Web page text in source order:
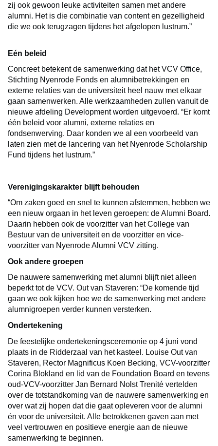
zij ook gewoon leuke activiteiten samen met andere
alumni. Het is die combinatie van content en gezelligheid
die we ook terugzagen tijdens het afgelopen lustrum.”
Eén beleid
Concreet betekent de samenwerking dat het VCV Office,
Stichting Nyenrode Fonds en alumnibetrekkingen en
externe relaties van de universiteit heel nauw met elkaar
gaan samenwerken. Alle werkzaamheden zullen vanuit de
nieuwe afdeling Development worden uitgevoerd. “Er komt
één beleid voor alumni, externe relaties en
fondsenwerving. Daar konden we al een voorbeeld van
laten zien met de lancering van het Nyenrode Scholarship
Fund tijdens het lustrum.”
Verenigingskarakter blijft behouden
“Om zaken goed en snel te kunnen afstemmen, hebben we
een nieuw orgaan in het leven geroepen: de Alumni Board.
Daarin hebben ook de voorzitter van het College van
Bestuur van de universiteit en de voorzitter en vice-
voorzitter van Nyenrode Alumni VCV zitting.
Ook andere groepen
De nauwere samenwerking met alumni blijft niet alleen
beperkt tot de VCV. Out van Staveren: “De komende tijd
gaan we ook kijken hoe we de samenwerking met andere
alumnigroepen verder kunnen versterken.
Ondertekening
De feestelijke ondertekeningsceremonie op 4 juni vond
plaats in de Ridderzaal van het kasteel. Louise Out van
Staveren, Rector Magnificus Koen Becking, VCV-voorzitter
Corina Blokland en lid van de Foundation Board en tevens
oud-VCV-voorzitter Jan Bernard Nolst Trenité vertelden
over de totstandkoming van de nauwere samenwerking en
over wat zij hopen dat die gaat opleveren voor de alumni
én voor de universiteit. Alle betrokkenen gaven aan met
veel vertrouwen en positieve energie aan de nieuwe
samenwerking te beginnen.